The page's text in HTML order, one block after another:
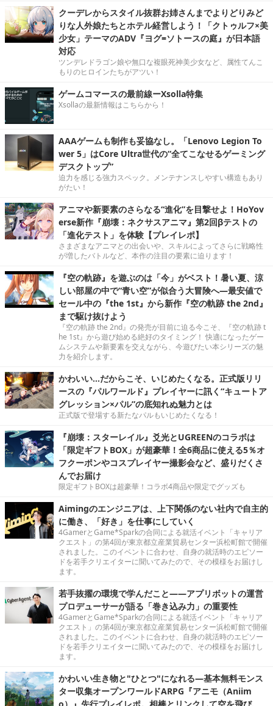
クーデレからスタイル抜群お姉さんまでよりどりみど
りな人外娘たちとホテル経営しよう！「クトゥルフ×美
少女」テーマのADV『ヨグ=ソトースの庭』が日本語
対応
ツンデレドラゴン娘や無口な複眼死神美少女など、属性てんこ
もりのヒロインたちがアツい！
ゲームコマースの最前線ーXsolla特集
Xsollaの最新情報はこちらから！
AAAゲームも制作も妥協なし。「Lenovo Legion To
wer 5」はCore Ultra世代の“全てこなせるゲーミング
デスクトップ”
迫力を感じる強力スペック。メンテナンスしやすい構造もあり
がたい！
アニマや新要素のさらなる“進化”を目撃せよ！HoYov
erse新作『崩壊：ネクサスアニマ』第2回βテストの
「進化テスト」を体験【プレイレポ】
さまざまなアニマとの出会いや、スキルによってさらに戦略性
が増したバトルなど、本作の注目の要素に迫ります！
『空の軌跡』を遊ぶのは「今」がベスト！暑い夏、涼
しい部屋の中で“青い空”が似合う大冒険へ―最安値で
セール中の『the 1st』から新作『空の軌跡 the 2nd』
まで駆け抜けよう
『空の軌跡 the 2nd』の発売が目前に迫る今こそ、『空の軌跡 t
he 1st』から遊び始める絶好のタイミング！ 快適になったゲー
ムシステムや新要素を交えながら、今遊びたい本シリーズの魅
力を紹介します。
かわいい…だからこそ、いじめたくなる。正式版リリ
ースの『パルワールド』プレイヤーに訊く“キュートア
グレッション×パル”の底知れぬ魅力とは
正式版で登場する新たなパルもいじめたくなる！
『崩壊：スターレイル』爻光とUGREENのコラボは
「限定ギフトBOX」が超豪華！全6商品に使える5％オ
フクーポンやコスプレイヤー撮影会など、盛りだくさ
んでお届け
限定ギフトBOXは超豪華！コラボ4商品や限定でグッズも
Aimingのエンジニアは、上下関係のない社内で自主的
に働き、「好き」を仕事にしていく
4GamerとGame*Sparkの合同による就活イベント「キャリア
クエスト」の第4回が東京都立産業貿易センター浜松町館で開催
されました。このイベントに合わせ、自身の就活時のエピソー
ドを若手クリエイターに聞いてみたので、その模様をお届けし
ます。
若手抜擢の環境で学んだこと――アプリボットの運営
プロデューサーが語る「巻き込み力」の重要性
4GamerとGame*Sparkの合同による就活イベント「キャリア
クエスト」の第4回が東京都立産業貿易センター浜松町館で開催
されました。このイベントに合わせ、自身の就活時のエピソー
ドを若手クリエイターに聞いてみたので、その模様をお届けし
ます。
かわいい生き物と"ひとつ"になれる―基本無料モンス
ター収集オープンワールドARPG『アニモ（Aniim